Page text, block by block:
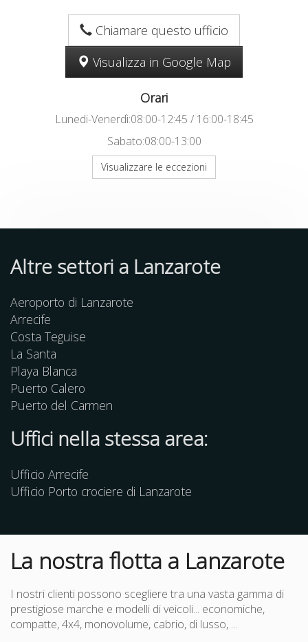
Chiamare questo ufficio
Visualizza in Google Map
Orari
Lunedi-Venerdì:08:00-12:45 / 16:00-18:45
Sabato:08:00-13:00
Visualizzare le eccezioni
Altre settori a Lanzarote
Aeroporto di Lanzarote
Arrecife
Costa Teguise
La Santa
Playa Blanca
Puerto Calero
Puerto del Carmen
Uffici nella stessa area:
Ufficio Arrecife
Ufficio Porto crociere di Lanzarote
La nostra flotta a Lanzarote
I nostri clienti possono scegliere tra una vasta gamma di
prestigiose marche e modelli di veicoli... economiche,
compatte, 4x4, monovolume, cabrio, di lusso, ...